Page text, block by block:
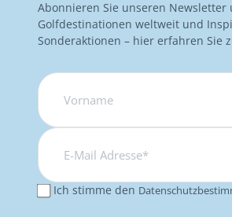
Abonnieren Sie unseren
Golfdestinationen weltweit und
Sonderaktionen – hier erfahren Sie
Name
E-
Mail
Adresse*
Consent
Ich stimme den